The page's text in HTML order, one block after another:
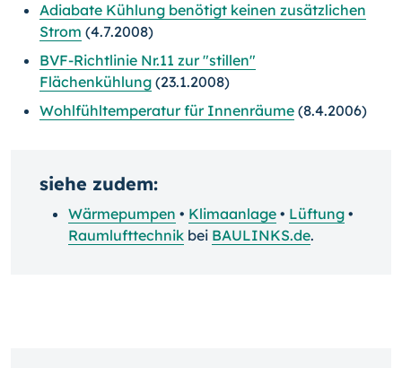
Adiabate Kühlung benötigt keinen zusätzlichen
Strom (4.7.2008)
BVF-Richtlinie Nr.11 zur "stillen"
Flächenkühlung (23.1.2008)
Wohlfühltemperatur für Innenräume (8.4.2006)
siehe zudem:
Wärmepumpen • Klimaanlage • Lüftung •
Raumlufttechnik bei BAULINKS.de.